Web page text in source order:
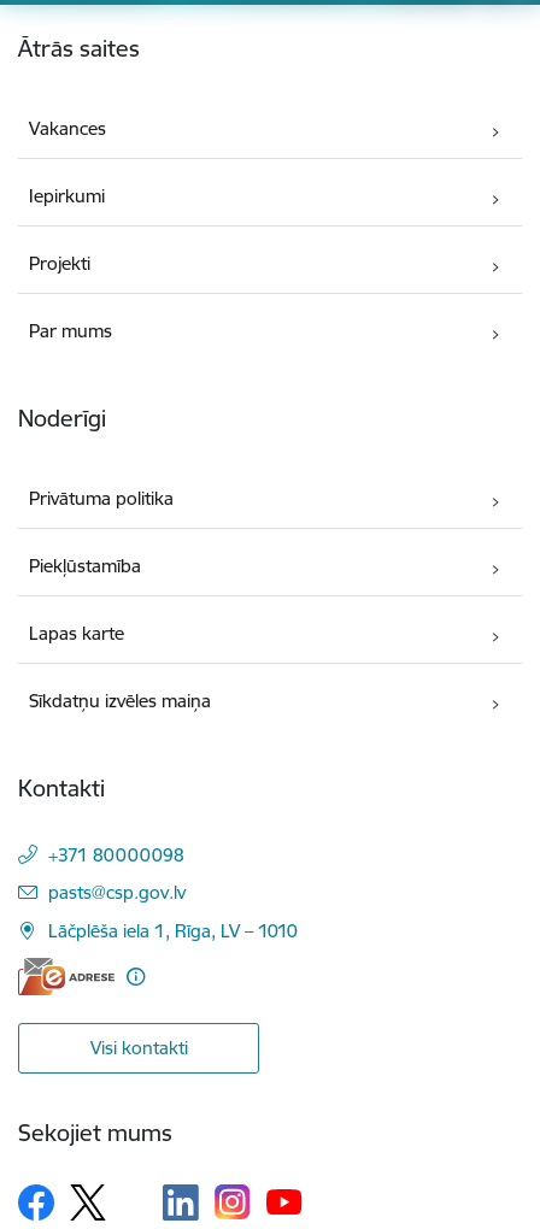
Kājene
Ātrās saites
Vakances
Iepirkumi
Projekti
Par mums
Noderīgi
Privātuma politika
Piekļūstamība
Lapas karte
Sīkdatņu izvēles maiņa
Kontakti
+371 80000098
E-pasts:
pasts@csp.gov.lv
Lāčplēša iela 1, Rīga, LV – 1010
Visi kontakti
Sekojiet mums